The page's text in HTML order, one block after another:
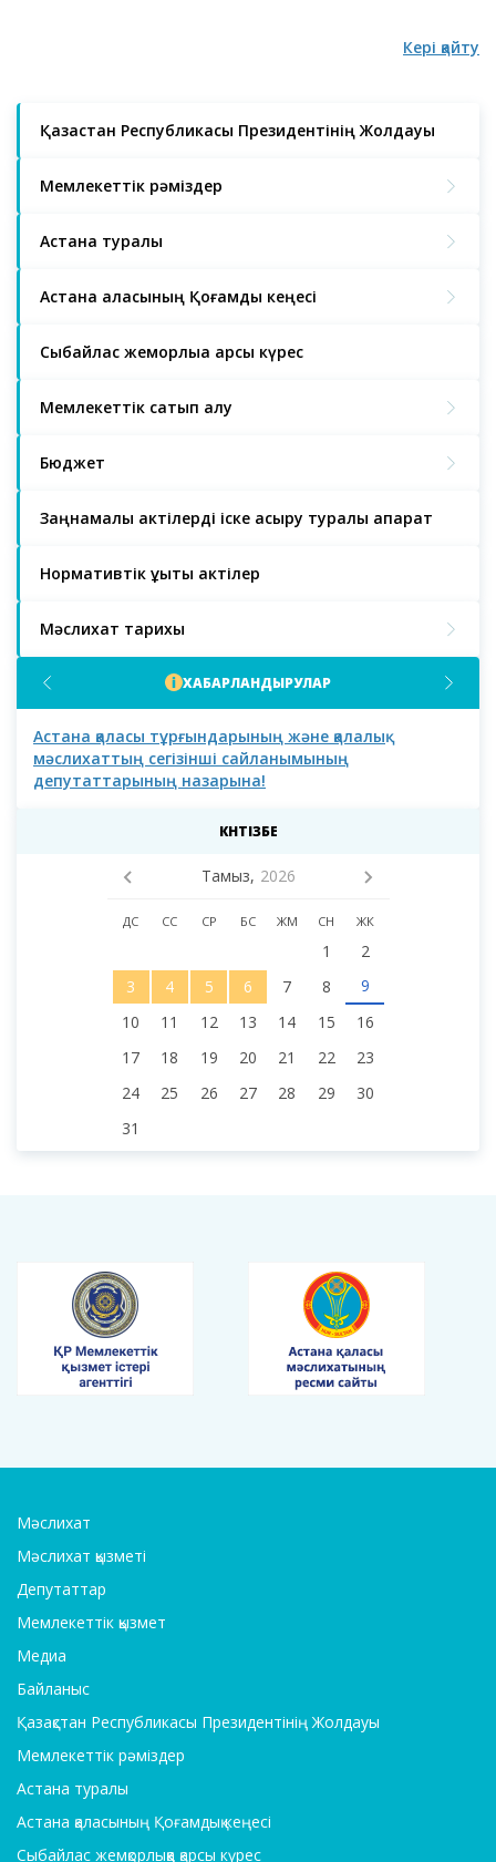
Қазақстан Республикасы Президентінің Жолдауы
Мемлекеттік рәміздер
Астана туралы
Астана қаласының Қоғамдық кеңесі
Сыбайлас жемқорлыққа қарсы күрес
Мемлекеттік сатып алу
Бюджет
Заңнамалық актілерді іске асыру туралы ақпарат
Нормативтік құқықтық актілер
Мәслихат тарихы
ХАБАРЛАНДЫРУЛАР
Астана қаласы тұрғындарының және қалалық
мәслихаттың сегізінші сайланымының
депутаттарының назарына!
КҮНТІЗБЕ
Тамыз, 2026
ДС СС СР БС ЖМ СН ЖК
1
2
3
4 5 6 7 8
9
10
11 12 13 14 15
16
17
18 19 20 21 22
23
24
25 26 27 28 29
30
31
Кері қайту
Мәслихат
Мәслихат қызметі
Депутаттар
Мемлекеттік қызмет
Медиа
Байланыс
Қазақстан Республикасы Президентінің Жолдауы
Мемлекеттік рәміздер
Астана туралы
Астана қаласының Қоғамдық кеңесі
Сыбайлас жемқорлыққа қарсы күрес